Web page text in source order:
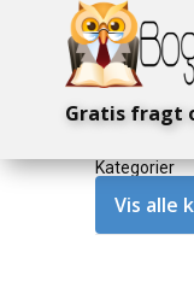
Gratis fragt
Kategorier
Vis alle